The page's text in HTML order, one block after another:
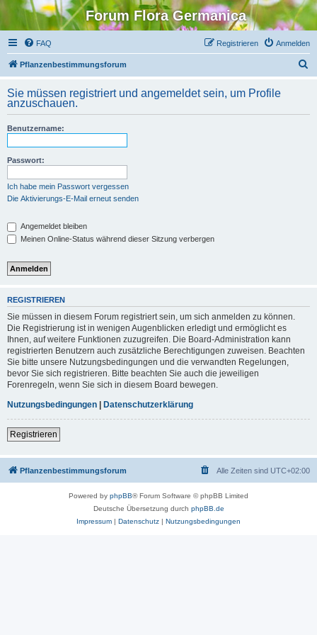
Forum Flora Germanica
FAQ Anmelden
Registrieren
Pflanzenbestimmungsforum
h
Sie müssen registriert und angemeldet sein, um Profile
anzuschauen.
Benutzername:
Passwort:
Ich habe mein Passwort vergessen
Die Aktivierungs-E-Mail erneut senden
Angemeldet bleiben
Meinen Online-Status während dieser Sitzung verbergen
REGISTRIEREN
Sie müssen in diesem Forum registriert sein, um sich anmelden zu können.
Die Registrierung ist in wenigen Augenblicken erledigt und ermöglicht es
Ihnen, auf weitere Funktionen zuzugreifen. Die Board-Administration kann
registrierten Benutzern auch zusätzliche Berechtigungen zuweisen. Beachten
Sie bitte unsere Nutzungsbedingungen und die verwandten Regelungen,
bevor Sie sich registrieren. Bitte beachten Sie auch die jeweiligen
Forenregeln, wenn Sie sich in diesem Board bewegen.
Nutzungsbedingungen | Datenschutzerklärung
Registrieren
Pflanzenbestimmungsforum Alle Zeiten sind UTC+02:00
Powered by phpBB® Forum Software © phpBB Limited
Deutsche Übersetzung durch phpBB.de
Impressum | Datenschutz | Nutzungsbedingungen